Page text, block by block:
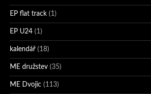
EP flat track (1)
EP U24 (1)
kalendář (18)
ME družstev (35)
ME Dvojic (113)